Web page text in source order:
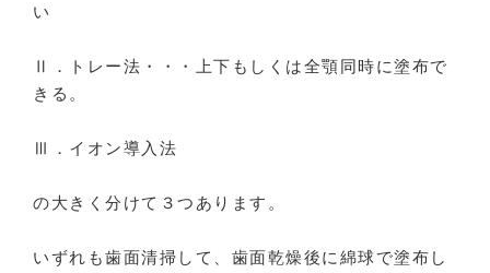
い
Ⅱ．トレー法・・・上下もしくは全顎同時に塗布で
きる。
Ⅲ．イオン導入法
の大きく分けて３つあります。
いずれも歯面清掃して、歯面乾燥後に綿球で塗布し